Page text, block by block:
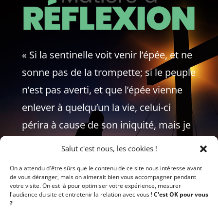
Salut c'est nous, les cookies !
On a attendu d'être sûrs que le contenu de ce site nous intéresse avant
de vous déranger, mais on aimerait bien vous accompagner pendant
votre visite. On est là pour optimiser votre expérience, mesurer
l'audience du site et entretenir la relation avec vous !C'est OK pour vous
?
« Si la sentinelle voit venir l’épée, et ne
sonne pas de la trompette; si le peuple
n’est pas averti, et que l’épée vienne
enlever à quelqu’un la vie, celui-ci
périra à cause de son iniquité, mais je
redemanderai son sang à la
EZECHIEL 33:5-6